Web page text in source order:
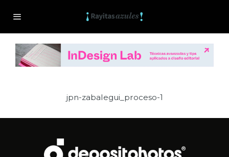
jpn-zabalegui_proceso-1